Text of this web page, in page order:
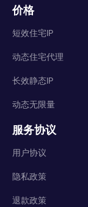
价格
短效住宅IP
动态住宅代理
长效静态IP
动态无限量
服务协议
用户协议
隐私政策
退款政策